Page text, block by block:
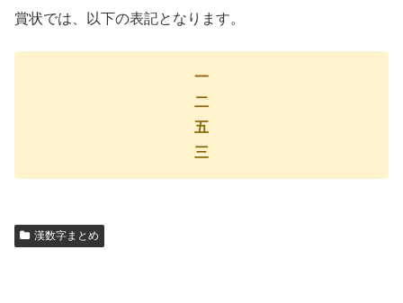
賞状では、以下の表記となります。
一
二
五
三
漢数字まとめ